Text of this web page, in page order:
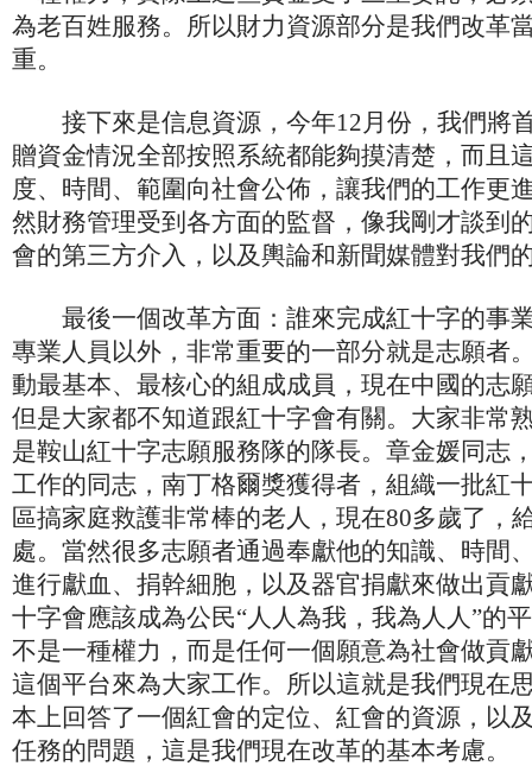
為老百姓服務。所以財力資源部分是我們改革
重。
接下來是信息資源，今年12月份，我們將
贈資金情況全部按照系統都能夠摸清楚，而且
度、時間、範圍向社會公佈，讓我們的工作更
然財務管理受到各方面的監督，像我剛才談到
會的第三方介入，以及輿論和新聞媒體對我們
最後一個改革方面：誰來完成紅十字的事
專業人員以外，非常重要的一部分就是志願者
動最基本、最核心的組成成員，現在中國的志
但是大家都不知道跟紅十字會有關。大家非常
是鞍山紅十字志願服務隊的隊長。章金媛同志
工作的同志，南丁格爾獎獲得者，組織一批紅
區搞家庭救護非常棒的老人，現在80多歲了，
處。當然很多志願者通過奉獻他的知識、時間
進行獻血、捐幹細胞，以及器官捐獻來做出貢
十字會應該成為公民“人人為我，我為人人”的
不是一種權力，而是任何一個願意為社會做貢
這個平台來為大家工作。所以這就是我們現在
本上回答了一個紅會的定位、紅會的資源，以
任務的問題，這是我們現在改革的基本考慮。